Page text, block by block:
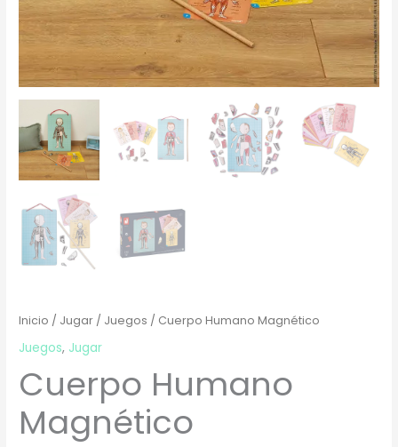
Inicio / Jugar / Juegos / Cuerpo Humano Magnético
Juegos, Jugar
Cuerpo Humano
Magnético